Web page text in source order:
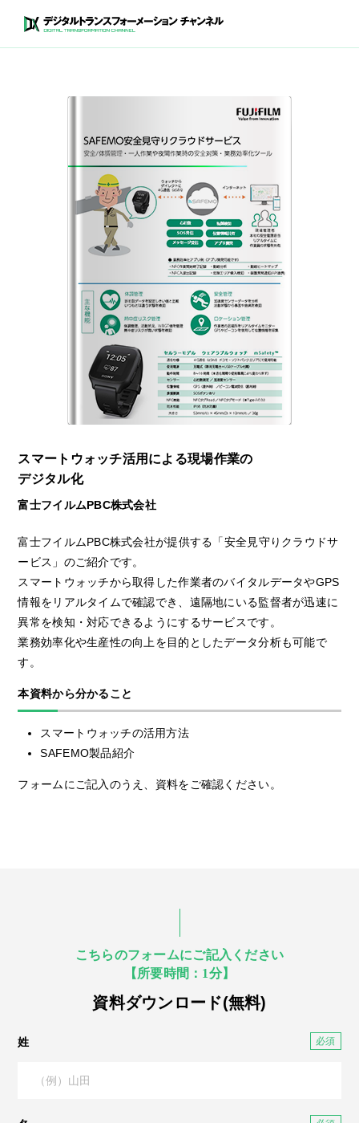
スマートウォッチ活用による現場作業の
デジタル化
富士フイルムPBC株式会社
富士フイルムPBC株式会社が提供する「安全見守りクラウドサ
ービス」のご紹介です。
スマートウォッチから取得した作業者のバイタルデータやGPS
情報をリアルタイムで確認でき、遠隔地にいる監督者が迅速に
異常を検知・対応できるようにするサービスです。
業務効率化や生産性の向上を目的としたデータ分析も可能で
す。
本資料から分かること
スマートウォッチの活用方法
SAFEMO製品紹介
フォームにご記入のうえ、資料をご確認ください。
こちらのフォームにご記入ください
【所要時間：1分】
資料ダウンロード(無料)
姓